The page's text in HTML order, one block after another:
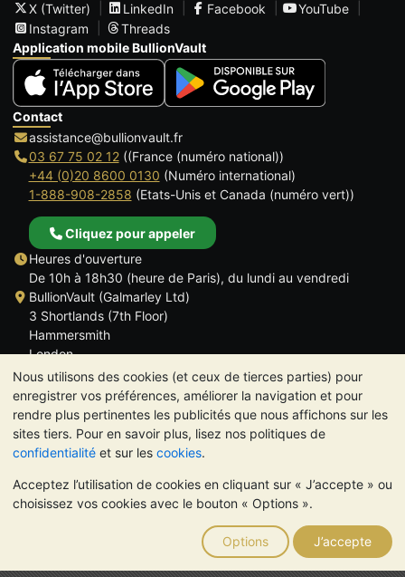
Nous utilisons des cookies (et ceux de tierces parties) pour
enregistrer vos préférences, améliorer la navigation et pour
rendre plus pertinentes les publicités que nous affichons sur les
sites tiers. Pour en savoir plus, lisez nos politiques de
confidentialité et sur les cookies.
Acceptez l’utilisation de cookies en cliquant sur « J’accepte » ou
choisissez vos cookies avec le bouton « Options ».
Options J’accepte
X (Twitter)
LinkedIn Facebook
YouTube
Instagram
Threads
Application mobile BullionVault
Contact
assistance@bullionvault.fr
03 67 75 02 12((France (numéro national))
+44 (0)20 8600 0130 (Numéro international)
1-888-908-2858 (Etats-Unis et Canada (numéro vert))
Cliquez pour appeler
Heures d'ouverture
De 10h à 18h30 (heure de Paris), du lundi au vendredi
BullionVault (Galmarley Ltd)
3 Shortlands (7th Floor)
Hammersmith
London
W6 8DA
ROYAUME UNI
TrustScore 4.6 | 534 avis
VEUILLEZ NOTER: La valeur des métaux précieux peut aussi
bien baisser qu'augmenter. Les tendances historiques ne
garantissent pas l'évolution future des cours. Rien sur les sites
Internet de BullionVault ou dans ses communications ne